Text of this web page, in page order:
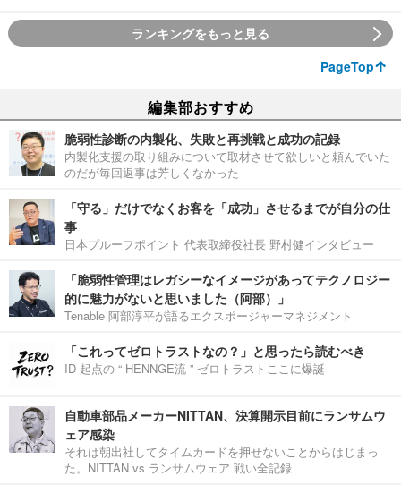
ランキングをもっと見る
PageTop
編集部おすすめ
脆弱性診断の内製化、失敗と再挑戦と成功の記録
内製化支援の取り組みについて取材させて欲しいと頼んでいた
のだが毎回返事は芳しくなかった
「守る」だけでなくお客を「成功」させるまでが自分の仕
事
日本プルーフポイント 代表取締役社長 野村健インタビュー
「脆弱性管理はレガシーなイメージがあってテクノロジー
的に魅力がないと思いました（阿部）」
Tenable 阿部淳平が語るエクスポージャーマネジメント
「これってゼロトラストなの？」と思ったら読むべき
ID 起点の “ HENNGE流 ” ゼロトラストここに爆誕
自動車部品メーカーNITTAN、決算開示目前にランサムウ
ェア感染
それは朝出社してタイムカードを押せないことからはじまっ
た。NITTAN vs ランサムウェア 戦い全記録